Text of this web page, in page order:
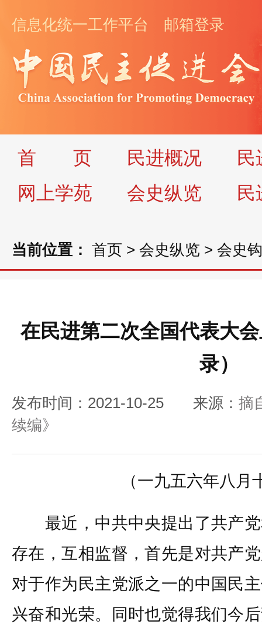
信息化统一工作平台 邮箱登录
首 页 民进概况
民
网上学苑
会史纵览 民
当前位置： 首页 > 会史纵览 > 会史
在民进第二次全国代表大
录）
发布时间：2021-10-25 来源： 摘
续编》
（一九五六年八月
最近，中共中央提出了共产党
存在，互相监督，首先是对共产
对于作为民主党派之一的中国民
兴奋和光荣。同时也觉得我们今